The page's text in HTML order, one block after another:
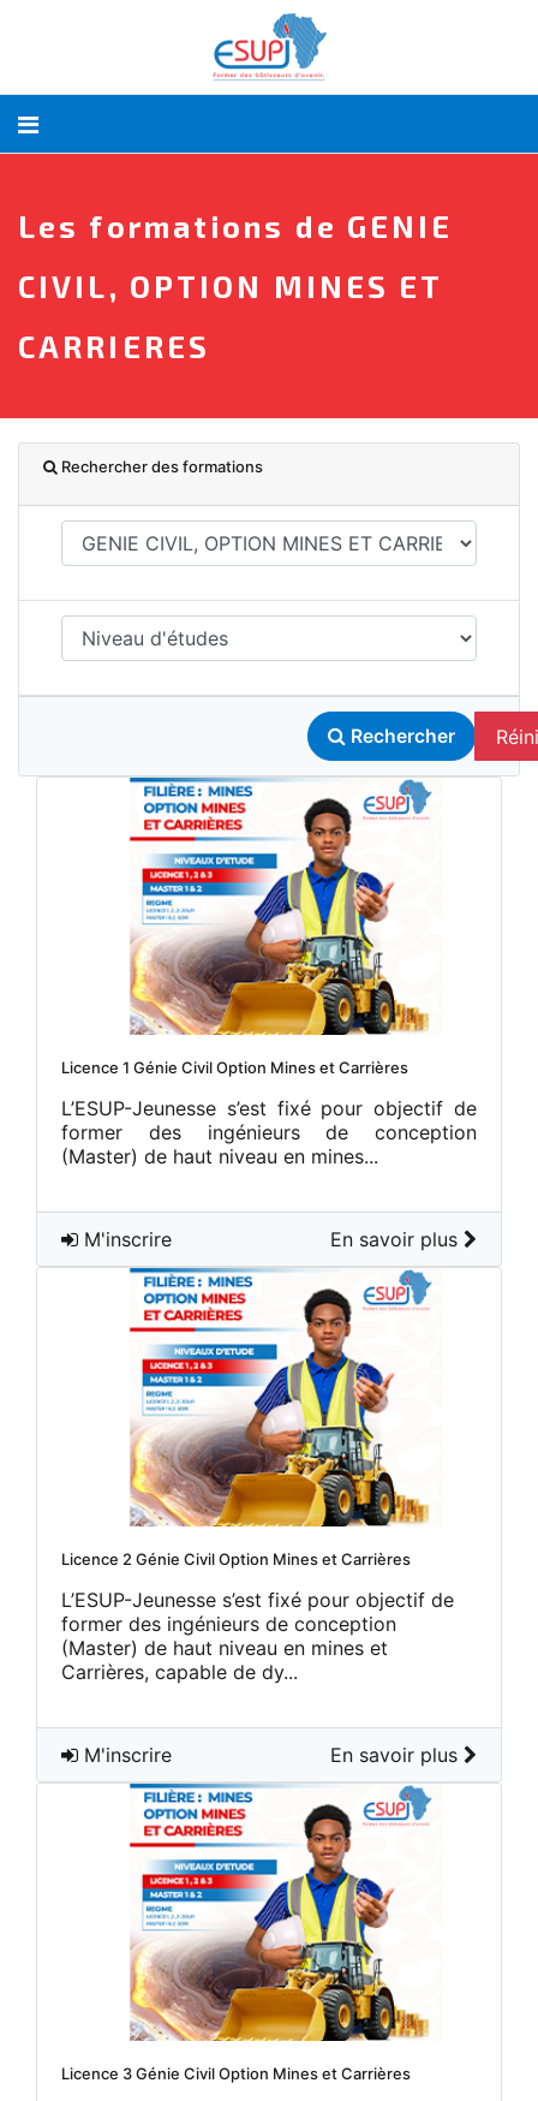
Les formations de GENIE
CIVIL, OPTION MINES ET
CARRIERES
Rechercher des formations
Rechercher
Licence 1 Génie Civil Option Mines et Carrières
L’ESUP-Jeunesse s’est fixé pour objectif de
former des ingénieurs de conception
(Master) de haut niveau en mines...
M'inscrire En savoir plus
Licence 2 Génie Civil Option Mines et Carrières
L’ESUP-Jeunesse s’est fixé pour objectif de
former des ingénieurs de conception
(Master) de haut niveau en mines et
Carrières, capable de dy...
M'inscrire En savoir plus
Licence 3 Génie Civil Option Mines et Carrières